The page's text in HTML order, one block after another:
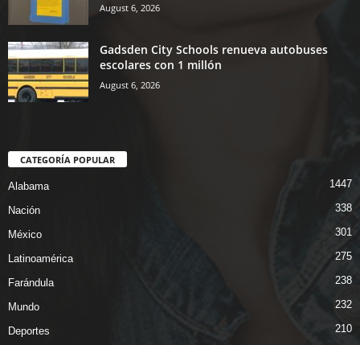
August 6, 2026
Gadsden City Schools renueva autobuses
escolares con 1 millón
August 6, 2026
CATEGORÍA POPULAR
Alabama 1447
Nación 338
México 301
Latinoamérica 275
Farándula 238
Mundo 232
Deportes 210